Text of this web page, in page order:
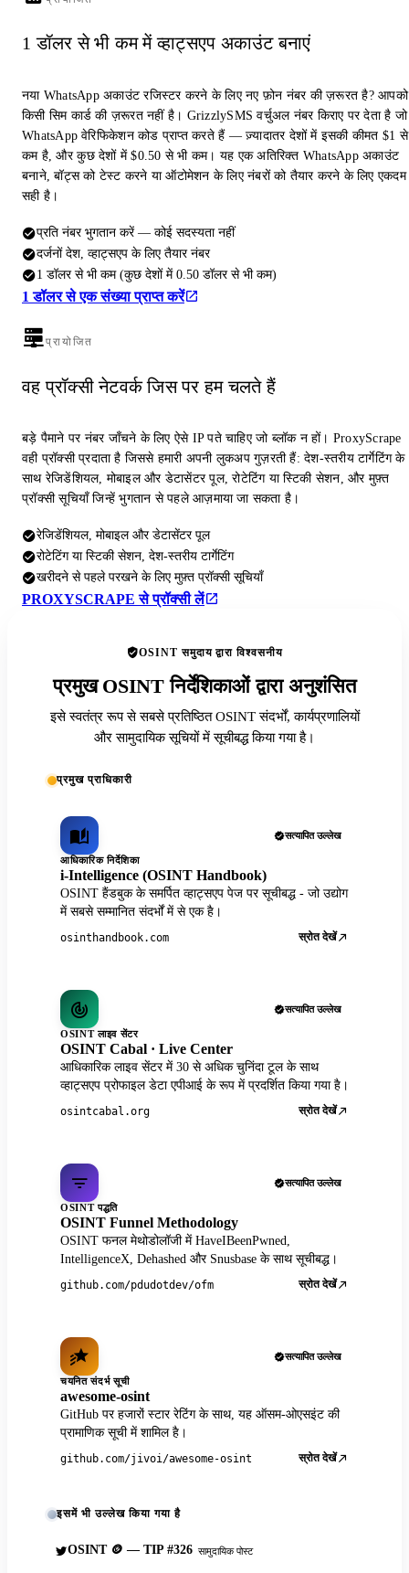
1 डॉलर से भी कम में व्हाट्सएप अकाउंट बनाएं
नया WhatsApp अकाउंट रजिस्टर करने के लिए नए फ़ोन नंबर की ज़रूरत है? आपको
किसी सिम कार्ड की ज़रूरत नहीं है। GrizzlySMS वर्चुअल नंबर किराए पर देता है जो
WhatsApp वेरिफिकेशन कोड प्राप्त करते हैं — ज़्यादातर देशों में इसकी कीमत $1 से
कम है, और कुछ देशों में $0.50 से भी कम। यह एक अतिरिक्त WhatsApp अकाउंट
बनाने, बॉट्स को टेस्ट करने या ऑटोमेशन के लिए नंबरों को तैयार करने के लिए एकदम
सही है।
प्रति नंबर भुगतान करें — कोई सदस्यता नहीं
दर्जनों देश, व्हाट्सएप के लिए तैयार नंबर
1 डॉलर से भी कम (कुछ देशों में 0.50 डॉलर से भी कम)
1 डॉलर से एक संख्या प्राप्त करें
प्रायोजित
वह प्रॉक्सी नेटवर्क जिस पर हम चलते हैं
बड़े पैमाने पर नंबर जाँचने के लिए ऐसे IP पते चाहिए जो ब्लॉक न हों। ProxyScrape
वही प्रॉक्सी प्रदाता है जिससे हमारी अपनी लुकअप गुज़रती हैं: देश-स्तरीय टार्गेटिंग के
साथ रेजिडेंशियल, मोबाइल और डेटासेंटर पूल, रोटेटिंग या स्टिकी सेशन, और मुफ़्त
प्रॉक्सी सूचियाँ जिन्हें भुगतान से पहले आज़माया जा सकता है।
रेजिडेंशियल, मोबाइल और डेटासेंटर पूल
रोटेटिंग या स्टिकी सेशन, देश-स्तरीय टार्गेटिंग
खरीदने से पहले परखने के लिए मुफ़्त प्रॉक्सी सूचियाँ
PROXYSCRAPE से प्रॉक्सी लें
OSINT समुदाय द्वारा विश्वसनीय
प्रमुख OSINT निर्देशिकाओं द्वारा अनुशंसित
इसे स्वतंत्र रूप से सबसे प्रतिष्ठित OSINT संदर्भों, कार्यप्रणालियों
और सामुदायिक सूचियों में सूचीबद्ध किया गया है।
प्रमुख प्राधिकारी
सत्यापित उल्लेख
आधिकारिक निर्देशिका
i-Intelligence (OSINT Handbook)
OSINT हैंडबुक के समर्पित व्हाट्सएप पेज पर सूचीबद्ध - जो उद्योग
में सबसे सम्मानित संदर्भों में से एक है।
osinthandbook.com स्रोत देखें
सत्यापित उल्लेख
OSINT लाइव सेंटर
OSINT Cabal · Live Center
आधिकारिक लाइव सेंटर में 30 से अधिक चुनिंदा टूल के साथ
व्हाट्सएप प्रोफाइल डेटा एपीआई के रूप में प्रदर्शित किया गया है।
osintcabal.org स्रोत देखें
सत्यापित उल्लेख
OSINT पद्धति
OSINT Funnel Methodology
OSINT फनल मेथोडोलॉजी में HaveIBeenPwned,
IntelligenceX, Dehashed और Snusbase के साथ सूचीबद्ध।
github.com/pdudotdev/ofm स्रोत देखें
सत्यापित उल्लेख
चयनित संदर्भ सूची
awesome-osint
GitHub पर हजारों स्टार रेटिंग के साथ, यह ऑसम-ओएसइंट की
प्रामाणिक सूची में शामिल है।
github.com/jivoi/awesome-osint स्रोत देखें
इसमें भी उल्लेख किया गया है
OSINT 🪙 — TIP #326 सामुदायिक पोस्ट